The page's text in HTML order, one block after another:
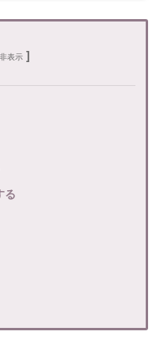
非表示 ]
る